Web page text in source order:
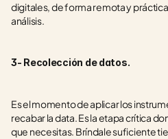
digitales, de forma remota y
análisis.
3- Recolección de datos.
Es el momento de aplicar los
recabar la data. Es la etapa crítica
que necesitas. Bríndale suficiente